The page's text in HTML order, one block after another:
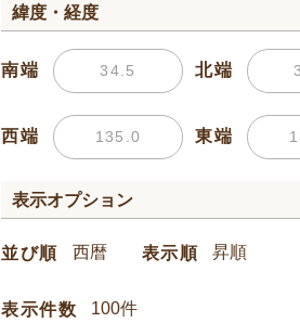
緯度・経度
南端 北端
西端 東端
表示オプション
並び順 表示順
表示件数